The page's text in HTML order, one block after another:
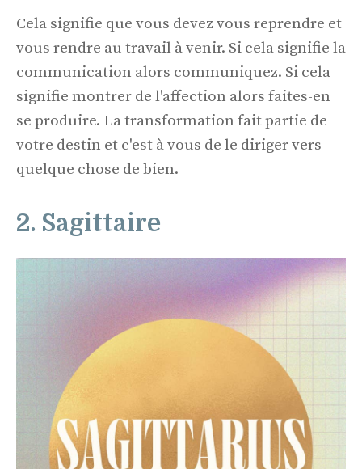
Cela signifie que vous devez vous reprendre et
vous rendre au travail à venir. Si cela signifie la
communication alors communiquez. Si cela
signifie montrer de l'affection alors faites-en
se produire. La transformation fait partie de
votre destin et c'est à vous de le diriger vers
quelque chose de bien.
2. Sagittaire